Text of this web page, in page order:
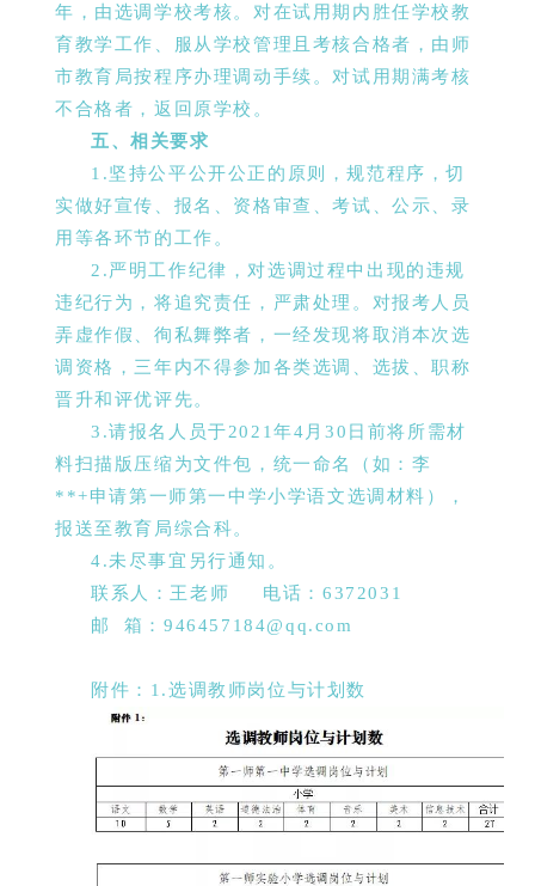
年，由选调学校考核。对在试用期内胜任学校教
育教学工作、服从学校管理且考核合格者，由师
市教育局按程序办理调动手续。对试用期满考核
不合格者，返回原学校。
五、相关要求
1.坚持公平公开公正的原则，规范程序，切
实做好宣传、报名、资格审查、考试、公示、录
用等各环节的工作。
2.严明工作纪律，对选调过程中出现的违规
违纪行为，将追究责任，严肃处理。对报考人员
弄虚作假、徇私舞弊者，一经发现将取消本次选
调资格，三年内不得参加各类选调、选拔、职称
晋升和评优评先。
3.请报名人员于2021年4月30日前将所需材
料扫描版压缩为文件包，统一命名（如：李
**+申请第一师第一中学小学语文选调材料），
报送至教育局综合科。
4.未尽事宜另行通知。
联系人：王老师 电话：6372031
邮 箱：946457184@qq.com
附件：1.选调教师岗位与计划数